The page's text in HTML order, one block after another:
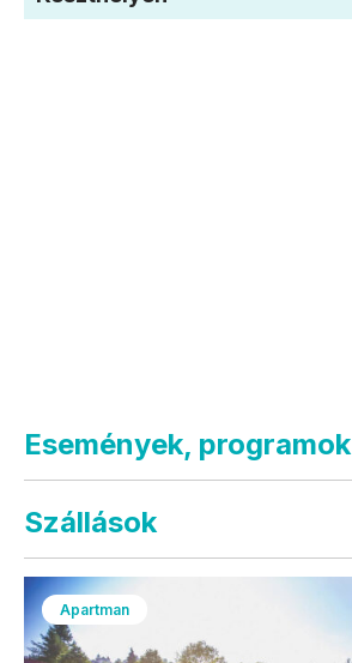
Események, programok
Szállások
Apartman